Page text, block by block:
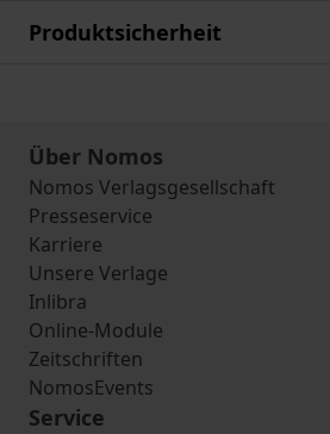
Produktsicherheit
Über Nomos
Nomos Verlagsgesellschaft
Presseservice
Karriere
Unsere Verlage
Inlibra
Online-Module
Zeitschriften
NomosEvents
Service